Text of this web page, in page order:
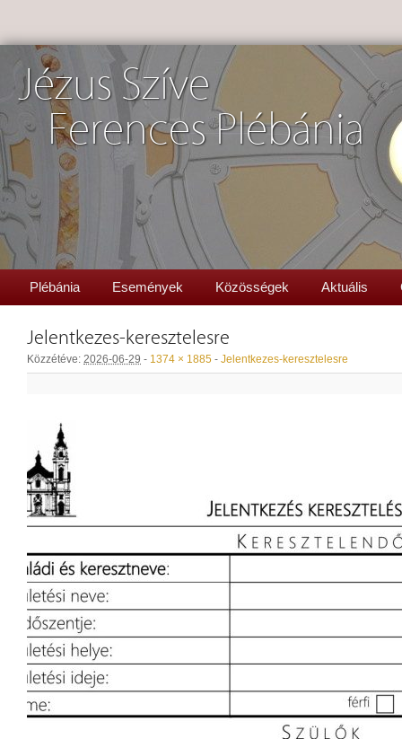
Jézus Szíve
Ferences Plébánia
Plébánia Események Közösségek Aktuális
Jelentkezes-keresztelesre
Közzétéve: 2026-06-29 - 1374 × 1885 - Jelentkezes-keresztelesre